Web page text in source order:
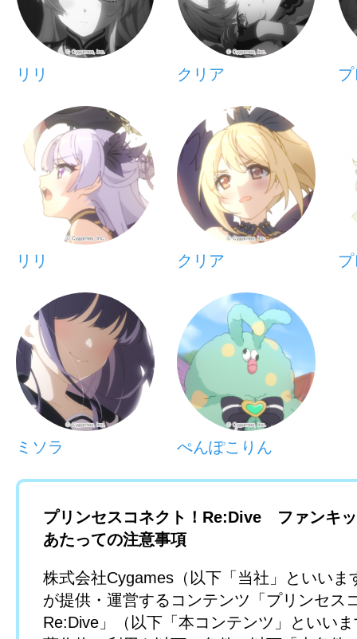
リリ クリア
リリ クリア
ミソラ ぺんぽこりん
プリンセスコネクト！Re:Dive ファンキ
あたっての注意事項
株式会社Cygames（以下「当社」といいま
が提供・運営するコンテンツ「プリンセス
Re:Dive」（以下「本コンテンツ」といい